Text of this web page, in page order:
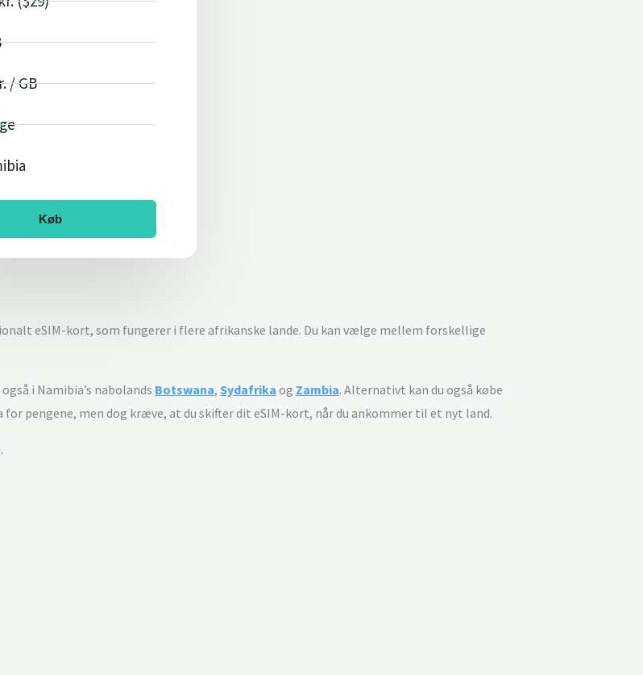
/ GB
Køb
eSIM-kort, som fungerer i flere afrikanske lande. Du kan vælge mellem forskellige
i Namibia’s nabolands Botswana, Sydafrika og Zambia. Alternativt kan du også købe
pengene, men dog kræve, at du skifter dit eSIM-kort, når du ankommer til et nyt land.